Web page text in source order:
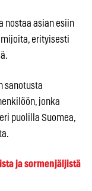
nostaa asian esiin
erityisesti
sanotusta
jonka
puolilla Suomea,
ja sormenjäljistä